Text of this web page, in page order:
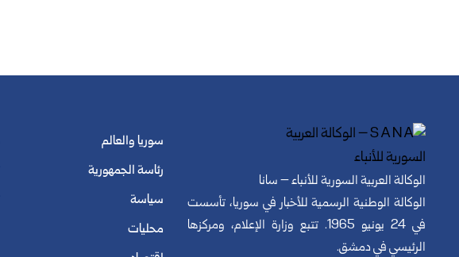
الوكالة العربية السورية للأنباء – سانا
الوكالة الوطنية الرسمية للأخبار في سوريا، تأسست
في 24 يونيو 1965. تتبع وزارة الإعلام، ومركزها
الرئيسي في دمشق.
سوريا والعالم
رئاسة الجمهورية
سياسة
محليات